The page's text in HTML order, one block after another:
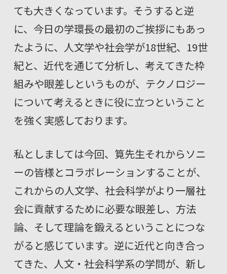
ても大きくなっています。そうすると逆
に、今日の学環長の最初のご挨拶にもあっ
たように、人文学や社会学が18世紀、19世
紀と、近代を通じて分析し、考えてきた枠
組みや眼差しというものが、テクノロジー
について考えるときに役に立つということ
を強く実感しております。
私としましては今回、筧先生それからソニ
ーの皆様とコラボレーションすることが、
これからの人文学、社会科学がより一層社
会に貢献するために必要な眼差し、方法
論、そして理論を鍛えるということにつな
がると感じています。逆に近代と向き合っ
てきた、人文・社会科学系の学問が、新し